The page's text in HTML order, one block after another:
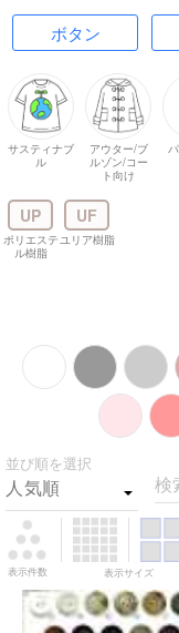
ボタン
サスティナブ
ル
アウター/ブ
ルゾン/コー
ト向け
UP
ポリエステ
ル樹脂
UF
ユリア樹脂
並び順を選択
検
表示件数 表示サイズ